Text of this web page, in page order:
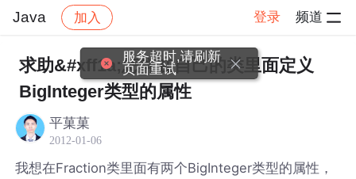
Java 加入 登录 频道
社区 Java 帖子详情
求助&#xff1a;怎样在自己的类里面定义
BigInteger类型的属性
平菓菓
2012-01-06
我想在Fraction类里面有两个BigInteger类型的属性，
服务超时,请刷新
页面重试